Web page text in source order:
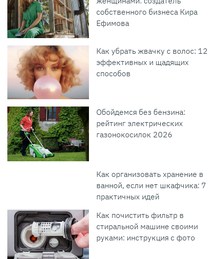
собственного бизнеса Кира
Ефимова
Как убрать жвачку с волос: 12
эффективных и щадящих
способов
Обойдемся без бензина:
рейтинг электрических
газонокосилок 2026
Как организовать хранение в
ванной, если нет шкафчика: 7
практичных идей
Как почистить фильтр в
стиральной машине своими
руками: инструкция с фото